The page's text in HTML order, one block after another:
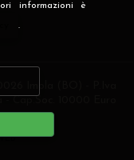
informazioni è
.
Imola (BO) - P.Iva